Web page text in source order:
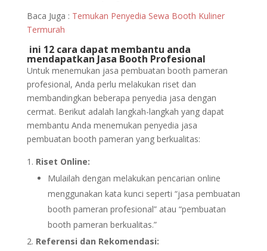
Baca Juga : Temukan Penyedia Sewa Booth Kuliner
Termurah
ini 12 cara dapat membantu anda
mendapatkan Jasa Booth Profesional
Untuk menemukan jasa pembuatan booth pameran
profesional, Anda perlu melakukan riset dan
membandingkan beberapa penyedia jasa dengan
cermat. Berikut adalah langkah-langkah yang dapat
membantu Anda menemukan penyedia jasa
pembuatan booth pameran yang berkualitas:
Riset Online:
Mulailah dengan melakukan pencarian online
menggunakan kata kunci seperti “jasa pembuatan
booth pameran profesional” atau “pembuatan
booth pameran berkualitas.”
Referensi dan Rekomendasi: